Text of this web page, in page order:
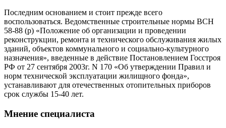
Последним основанием и стоит прежде всего
воспользоваться. Ведомственные строительные нормы ВСН
58-88 (р) «Положение об организации и проведении
реконструкции, ремонта и технического обслуживания жилых
зданий, объектов коммунального и социально-культурного
назначения», введенные в действие Постановлением Госстроя
РФ от 27 сентября 2003г. N 170 «Об утверждении Правил и
норм технической эксплуатации жилищного фонда»,
устанавливают для отечественных отопительных приборов
срок службы 15-40 лет.
Мнение специалиста